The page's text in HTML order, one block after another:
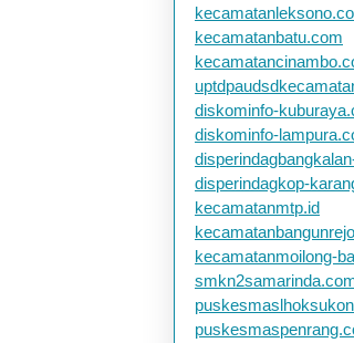
kecamatanbatu.com
diskominfo-
diskominfo-
disperindagkop-
kecamatanmtp.id
kecamatanmoilong-